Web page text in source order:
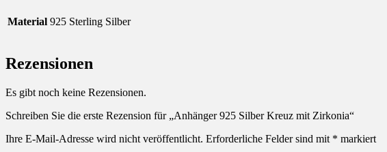
Material 925 Sterling Silber
Rezensionen
Es gibt noch keine Rezensionen.
Schreiben Sie die erste Rezension für „Anhänger 925 Silber Kreuz mit Zirkonia“
Ihre E-Mail-Adresse wird nicht veröffentlicht. Erforderliche Felder sind mit * markiert